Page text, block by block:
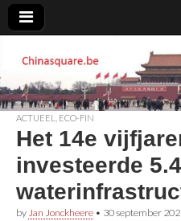
ACTUEEL ECO-FIN
Het 14e
investeerde
by Jan Jonckheere • 30 september